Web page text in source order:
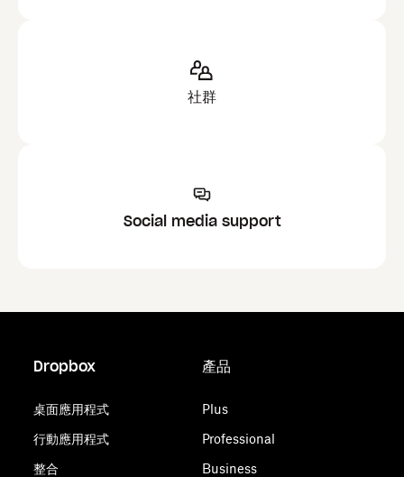
社群
Social media support
Dropbox
桌面應用程式
行動應用程式
整合
產品
Plus
Professional
Business